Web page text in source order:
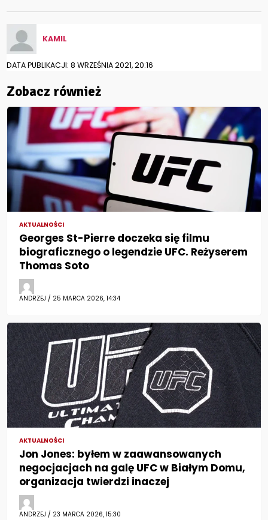
KAMIL
DATA PUBLIKACJI: 8 WRZEŚNIA 2021, 20:16
Zobacz również
AKTUALNOŚCI
Georges St-Pierre doczeka się filmu
biograficznego o legendzie UFC. Reżyserem
Thomas Soto
ANDRZEJ / 25 MARCA 2026, 14:34
AKTUALNOŚCI
Jon Jones: byłem w zaawansowanych
negocjacjach na galę UFC w Białym Domu,
organizacja twierdzi inaczej
ANDRZEJ / 23 MARCA 2026, 15:30